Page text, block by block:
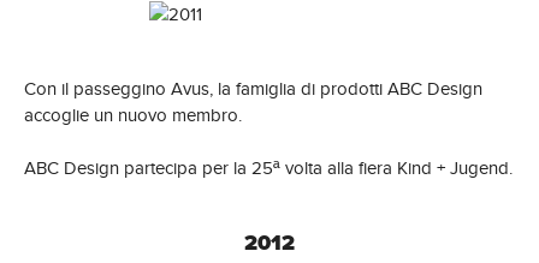
Con il passeggino Avus, la famiglia di prodotti ABC Design
accoglie un nuovo membro.
ABC Design partecipa per la 25ª volta alla fiera Kind + Jugend.
2012